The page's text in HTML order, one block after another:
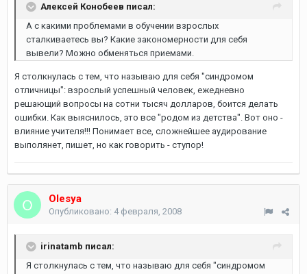
Алексей Конобеев писал:
А с какими проблемами в обучении взрослых
сталкиваетесь вы? Какие закономерности для себя
вывели? Можно обменяться приемами.
Я столкнулась с тем, что называю для себя "синдромом
отличницы": взрослый успешный человек, ежедневно
решающий вопросы на сотни тысяч долларов, боится делать
ошибки. Как выяснилось, это все "родом из детства". Вот оно -
влияние учителя!!! Понимает все, сложнейшее аудирование
выполянет, пишет, но как говорить - ступор!
Olesya
Опубликовано: 4 февраля, 2008
irinatamb писал:
Я столкнулась с тем, что называю для себя "синдромом